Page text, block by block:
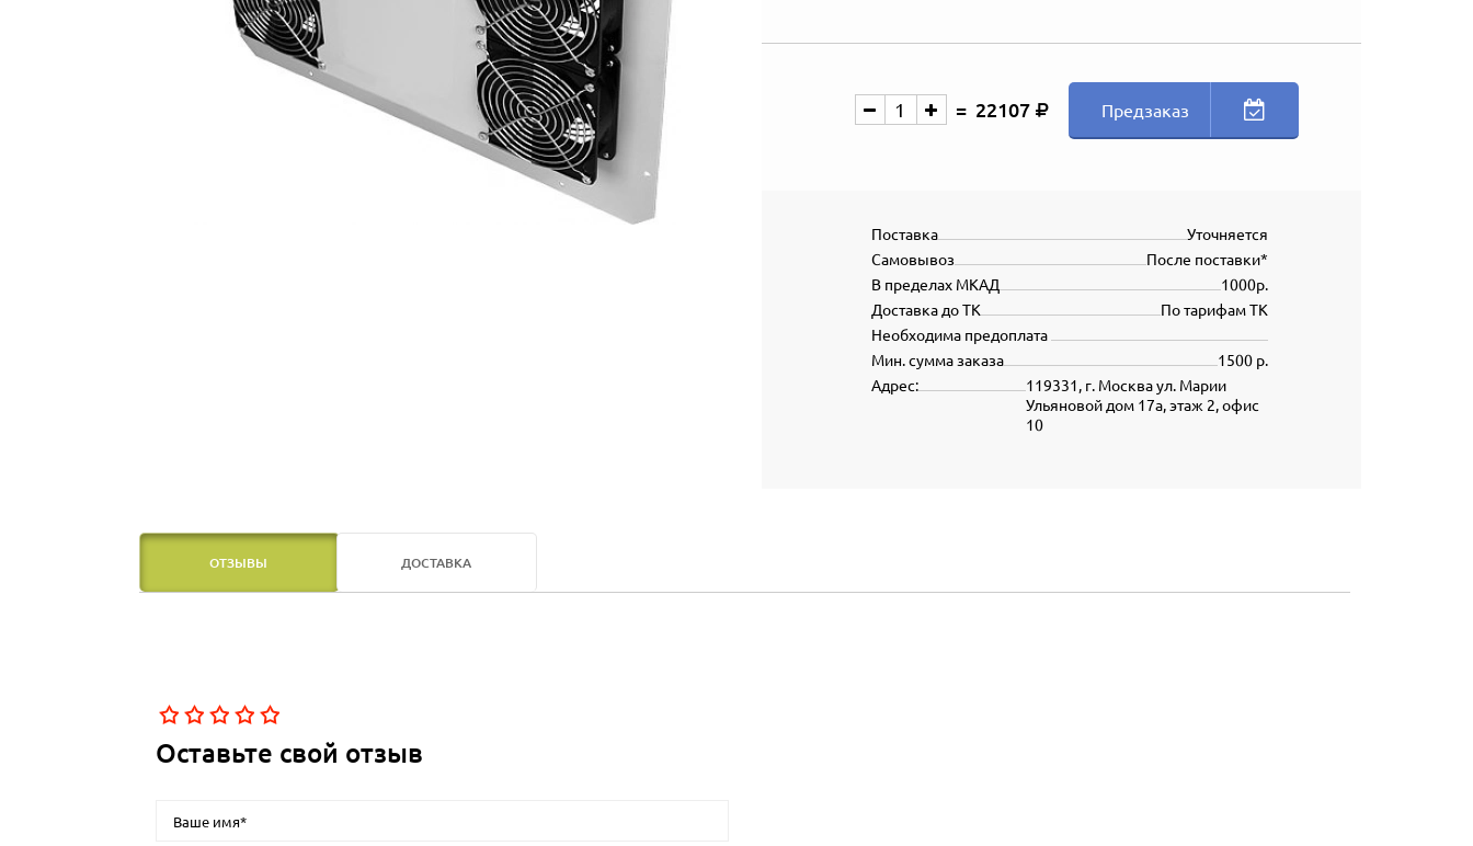
22107 Предзаказ
Уточняется
Поставка
После поставки*
Самовывоз
1000р.
В пределах МКАД
По тарифам ТК
Доставка до ТК
Необходима предоплата
1500 р.
Мин. сумма заказа
119331, г. Москва ул. Марии
Ульяновой дом 17а, этаж 2, офис
10
Адрес:
ОТЗЫВЫ ДОСТАВКА
Оставьте свой отзыв